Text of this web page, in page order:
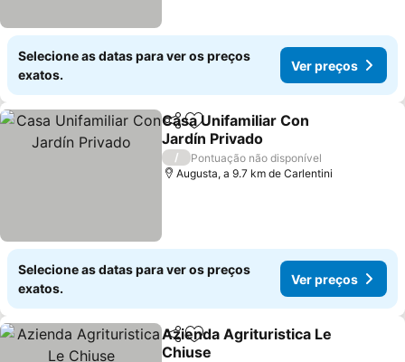
Selecione as datas para ver os preços
exatos.
Ver preços
PartilharAdicionar aos favoritos
Casa Unifamiliar Con
Jardín Privado
/
Pontuação não disponível
Augusta, a 9.7 km de Carlentini
Selecione as datas para ver os preços
exatos.
Ver preços
PartilharAdicionar aos favoritos
Azienda Agrituristica Le
Chiuse